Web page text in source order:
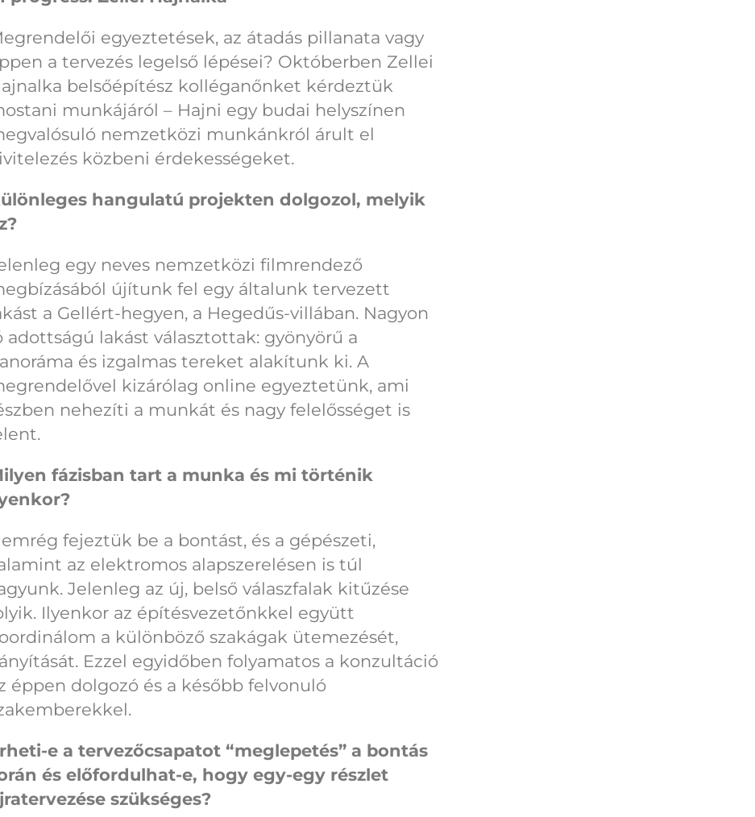
egyeztetések, az átadás pillanata vagy
a tervezés legelső lépései? Októberben Zellei
belsőépítész kolléganőnket kérdeztük
munkájáról – Hajni egy budai helyszínen
nemzetközi munkánkról árult el
közbeni érdekességeket.
hangulatú projekten dolgozol, melyik
egy neves nemzetközi filmrendező
újítunk fel egy általunk tervezett
a Gellért-hegyen, a Hegedűs-villában. Nagyon
adottságú lakást választottak: gyönyörű a
és izgalmas tereket alakítunk ki. A
kizárólag online egyeztetünk, ami
nehezíti a munkát és nagy felelősséget is
fázisban tart a munka és mi történik
fejeztük be a bontást, és a gépészeti,
az elektromos alapszerelésen is túl
Jelenleg az új, belső válaszfalak kitűzése
Ilyenkor az építésvezetőnkkel együtt
a különböző szakágak ütemezését,
Ezzel egyidőben folyamatos a konzultáció
éppen dolgozó és a később felvonuló
e a tervezőcsapatot “meglepetés” a bontás
és előfordulhat-e, hogy egy-egy részlet
szükséges?